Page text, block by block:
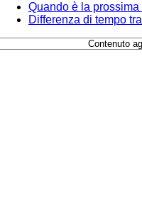
Quando è la
Differenza di tempo
Contenuto